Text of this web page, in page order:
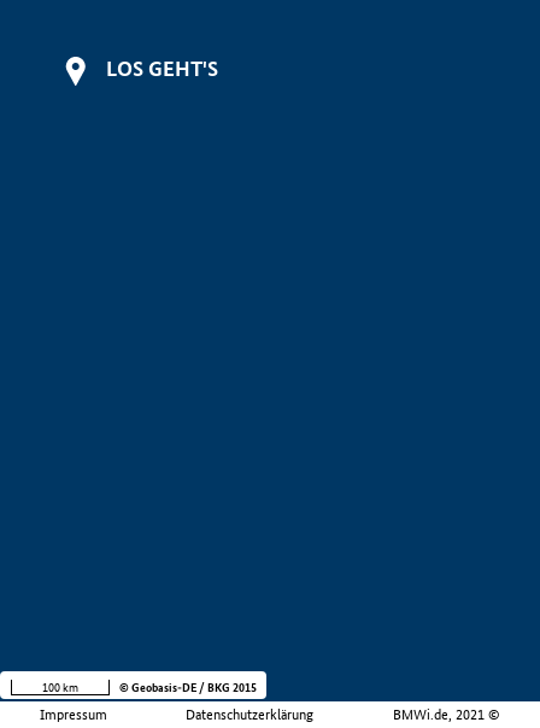
LOS GEHT'S
Impressum Datenschutzerklärung BMWi.de, 2021 ©
100 km © Geobasis-DE / BKG 2015